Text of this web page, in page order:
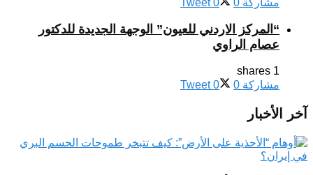
مشاركة 0
Tweet 0
“المركز الاردني للعيون” الوجهة الجديدة للدكتور
عصام الراوي
1 shares
مشاركة 0
Tweet 0
آخر الأخبار